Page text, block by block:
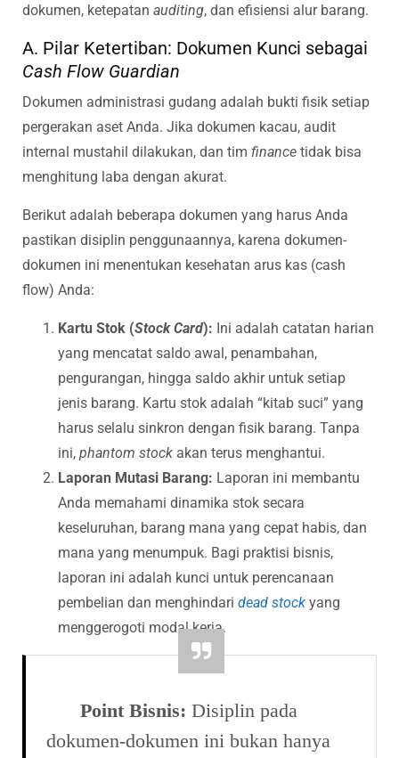
dokumen, ketepatan auditing, dan efisiensi alur barang.
A. Pilar Ketertiban: Dokumen Kunci sebagai
Cash Flow Guardian
Dokumen administrasi gudang adalah bukti fisik setiap
pergerakan aset Anda. Jika dokumen kacau, audit
internal mustahil dilakukan, dan tim finance tidak bisa
menghitung laba dengan akurat.
Berikut adalah beberapa dokumen yang harus Anda
pastikan disiplin penggunaannya, karena dokumen-
dokumen ini menentukan kesehatan arus kas (cash
flow) Anda:
Kartu Stok (Stock Card): Ini adalah catatan harian
yang mencatat saldo awal, penambahan,
pengurangan, hingga saldo akhir untuk setiap
jenis barang. Kartu stok adalah “kitab suci” yang
harus selalu sinkron dengan fisik barang. Tanpa
ini, phantom stock akan terus menghantui.
Laporan Mutasi Barang: Laporan ini membantu
Anda memahami dinamika stok secara
keseluruhan, barang mana yang cepat habis, dan
mana yang menumpuk. Bagi praktisi bisnis,
laporan ini adalah kunci untuk perencanaan
pembelian dan menghindari dead stock yang
menggerogoti modal kerja.
Point Bisnis: Disiplin pada
dokumen-dokumen ini bukan hanya